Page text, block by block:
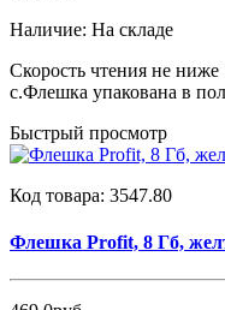
Наличие: На складе
Скорость чтения не
с.Флешка упакована в
Быстрый просмотр
Код товара: 3547.80
Флешка Profit, 8 Гб,